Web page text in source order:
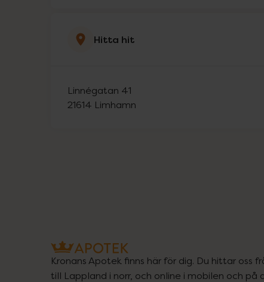
Hitta hit
Linnégatan 41
21614 Limhamn
Kronans Apotek finns här för dig. Du hittar oss
till Lappland i norr, och online i mobilen och på